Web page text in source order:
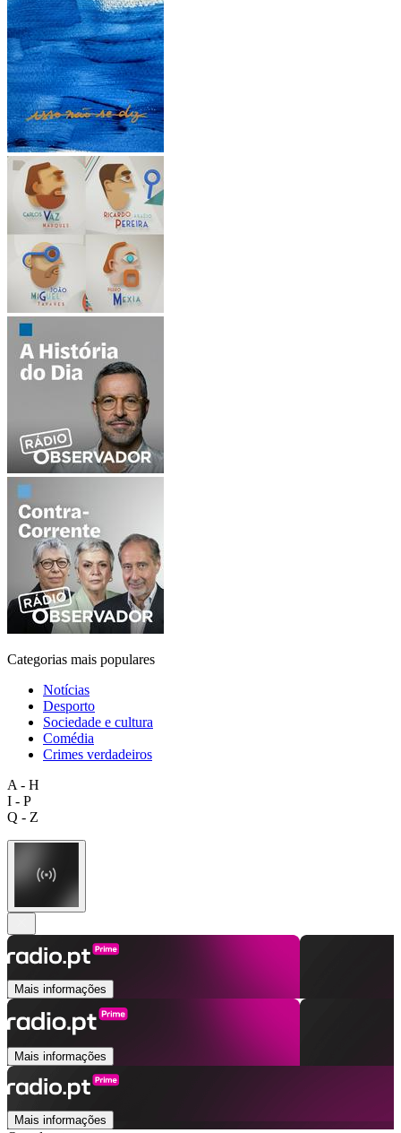
Categorias mais populares
Notícias
Desporto
Sociedade e cultura
Comédia
Crimes verdadeiros
A - H
I - P
Q - Z
Mais informações
Mais informações
Mais informações